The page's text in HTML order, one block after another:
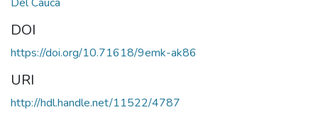
DOI
https://doi.org/10.71618/9emk-ak86
URI
http://hdl.handle.net/11522/4787